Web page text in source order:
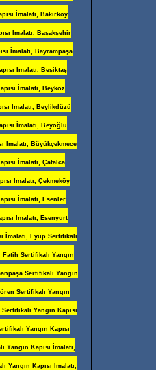
İmalatı, Bakirköy
İmalatı, Başakşehir
İmalatı, Bayrampaşa
İmalatı, Beşiktaş
İmalatı, Beykoz
İmalatı, Beylikdüzü
İmalatı, Beyoğlu
İmalatı, Büyükçekmece
İmalatı, Çatalca
İmalatı, Çekmeköy
İmalatı, Esenler
İmalatı, Esenyurt
İmalatı, Eyüp Sertifikalı
Fatih Sertifikalı Yangın
Sertifikalı Yangın
Sertifikalı Yangın
Yangın Kapısı
Yangın Kapısı
Yangın Kapısı İmalatı,
Yangın Kapısı İmalatı,